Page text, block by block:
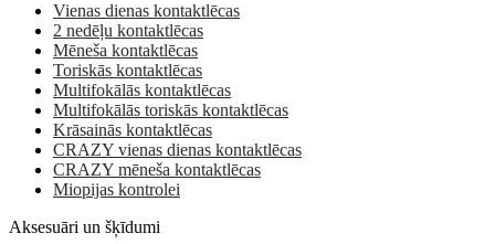
Vienas dienas kontaktlēcas
2 nedēļu kontaktlēcas
Mēneša kontaktlēcas
Toriskās kontaktlēcas
Multifokālās kontaktlēcas
Multifokālās toriskās kontaktlēcas
Krāsainās kontaktlēcas
CRAZY vienas dienas kontaktlēcas
CRAZY mēneša kontaktlēcas
Miopijas kontrolei
Aksesuāri un šķīdumi